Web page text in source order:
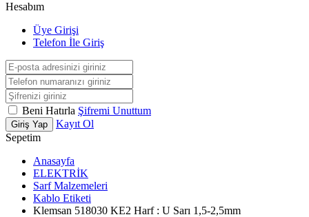
Hesabım
Üye Girişi
Telefon İle Giriş
Beni Hatırla Şifremi Unuttum
Giriş Yap
Kayıt Ol
Sepetim
Anasayfa
ELEKTRİK
Sarf Malzemeleri
Kablo Etiketi
Klemsan 518030 KE2 Harf : U Sarı 1,5-2,5mm